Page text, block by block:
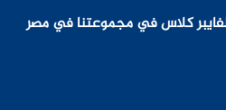
كلاس في مجموعتنا في مصر